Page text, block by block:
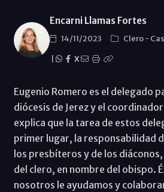
Encarni Llamas Fortes
14/11/2023 Clero-
X
Eugenio Romero es el delegado
diócesis de Jerez y el
explica que la tarea de estos
primer lugar, la responsabilidad
los presbíteros y de los
del clero, en nombre del obispo.
nosotros le ayudamos y